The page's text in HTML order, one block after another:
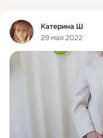
Фид
Катерина Ш
29 мая 2022